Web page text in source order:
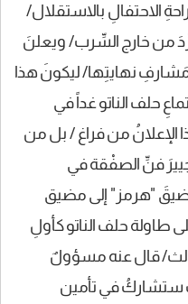
الاحتفالِ بالاستقلال/
من خارج السِّرب/ ويعلنَ
مَشارفِ نهايتِها/ ليكونَ هذا
حلف الناتو غداً في
الإعلانُ من فراغ / بل من
فنِّ الصفْقة في
"هرمز" إلى مضيق
طاولة حلف الناتو كأولِ
قال عنه مسؤولٌ
ستشاركُ في تأمين